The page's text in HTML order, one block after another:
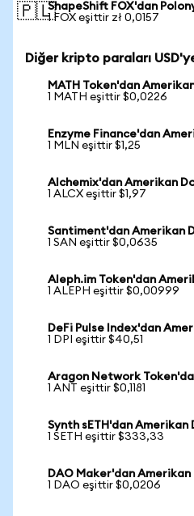
🇵🇱ShapeShift FOX'dan
1 FOX eşittir zł 0,0157
Diğer kripto paraları
MATH Token'dan
1 MATH eşittir $0,0226
Enzyme Finance'dan
1 MLN eşittir $1,25
Alchemix'dan Amerikan
1 ALCX eşittir $1,97
Santiment'dan Amerikan
1 SAN eşittir $0,0635
Aleph.im Token'dan
1 ALEPH eşittir $0,00999
DeFi Pulse Index'dan
1 DPI eşittir $40,51
Aragon Network
1 ANT eşittir $0,1181
Synth sETH'dan Amerikan
1 SETH eşittir $333,33
DAO Maker'dan Amerikan
1 DAO eşittir $0,0206